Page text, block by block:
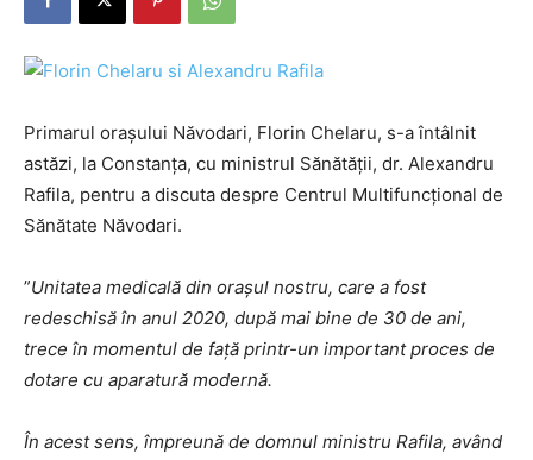
Primarul orașului Năvodari, Florin Chelaru, s-a întâlnit
astăzi, la Constanța, cu ministrul Sănătății, dr. Alexandru
Rafila, pentru a discuta despre Centrul Multifuncțional de
Sănătate Năvodari.
”Unitatea medicală din orașul nostru, care a fost
redeschisă în anul 2020, după mai bine de 30 de ani,
trece în momentul de față printr-un important proces de
dotare cu aparatură modernă.
În acest sens, împreună de domnul ministru Rafila, având